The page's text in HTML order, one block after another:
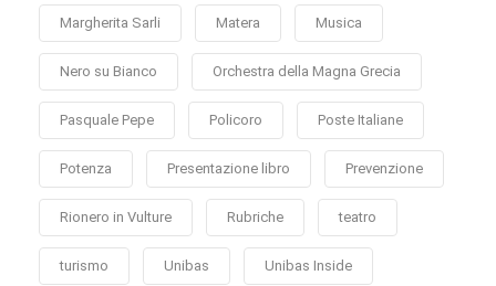
Margherita Sarli Matera Musica
Nero su Bianco Orchestra della Magna Grecia
Pasquale Pepe Policoro Poste Italiane
Potenza Presentazione libro Prevenzione
Rionero in Vulture Rubriche teatro
turismo Unibas Unibas Inside